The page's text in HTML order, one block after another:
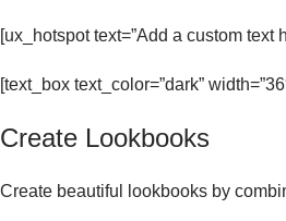
[ux_hotspot text=”Add a custom text
[text_box text_color=”dark”
Create Lookbooks
Create beautiful lookbooks by